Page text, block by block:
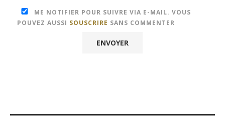
ME NOTIFIER POUR SUIVRE VIA E-MAIL. VOUS
POUVEZ AUSSI SOUSCRIRE SANS COMMENTER